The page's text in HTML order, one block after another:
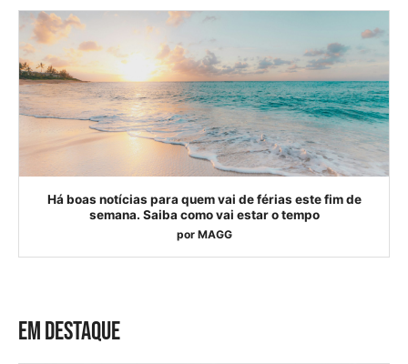
Há boas notícias para quem vai de férias este fim de
semana. Saiba como vai estar o tempo
por MAGG
EM DESTAQUE